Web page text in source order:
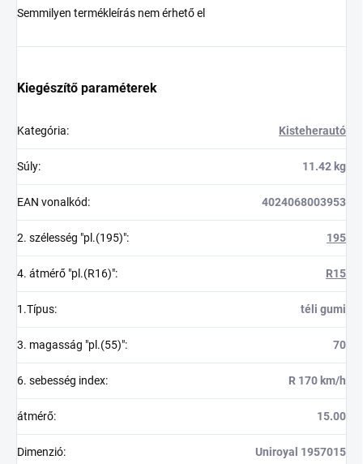
Semmilyen termékleírás nem érhető el
Kiegészítő paraméterek
Kategória: Kisteherautó
Súly: 11.42 kg
EAN vonalkód: 4024068003953
2. szélesség "pl.(195)": 195
4. átmérő "pl.(R16)": R15
1.Típus: téli gumi
3. magasság "pl.(55)": 70
6. sebesség index: R 170 km/h
átmérő: 15.00
Dimenzió: Uniroyal 1957015